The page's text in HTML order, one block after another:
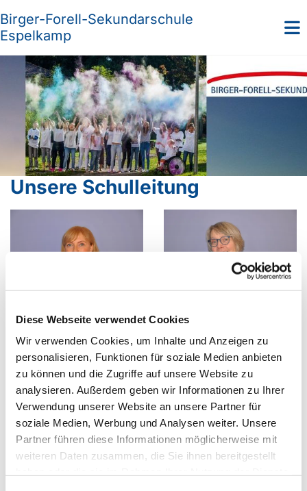
Diese Webseite verwendet Cookies
Wir verwenden Cookies, um Inhalte und Anzeigen zu
personalisieren, Funktionen für soziale Medien anbieten
zu können und die Zugriffe auf unsere Website zu
analysieren. Außerdem geben wir Informationen zu Ihrer
Verwendung unserer Website an unsere Partner für
soziale Medien, Werbung und Analysen weiter. Unsere
Partner führen diese Informationen möglicherweise mit
weiteren Daten zusammen, die Sie ihnen bereitgestellt
Birger-Forell-Sekundarschule
Espelkamp
Unsere Schulleitung
Anja Buhrmann (Schulleiterin)
E-Mail schreiben
Anke Grothe (stellvertretende Schulleiterin)
E-Mail schreiben